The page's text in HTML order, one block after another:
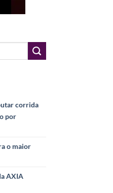
corrida
por
o maior
AXIA